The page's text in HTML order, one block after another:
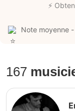
⚡
Note moyenne -
167